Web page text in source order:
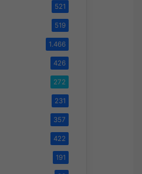
521
519
1.466
426
272
231
357
422
191